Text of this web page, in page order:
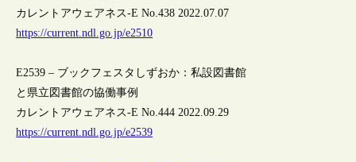
カレントアウェアネス-E No.438 2022.07.07
https://current.ndl.go.jp/e2510
E2539 – ブックフェスタしずおか：私設図書館
と県立図書館の協働事例
カレントアウェアネス-E No.444 2022.09.29
https://current.ndl.go.jp/e2539